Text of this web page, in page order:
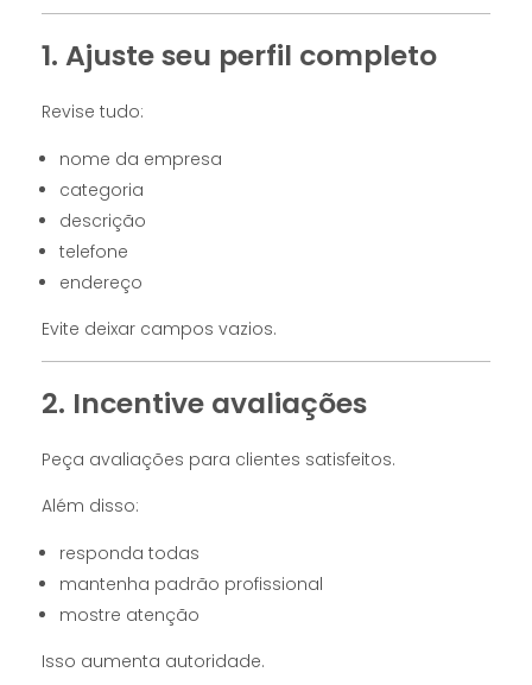
1. Ajuste seu perfil completo
Revise tudo:
nome da empresa
categoria
descrição
telefone
endereço
Evite deixar campos vazios.
2. Incentive avaliações
Peça avaliações para clientes satisfeitos.
Além disso:
responda todas
mantenha padrão profissional
mostre atenção
Isso aumenta autoridade.